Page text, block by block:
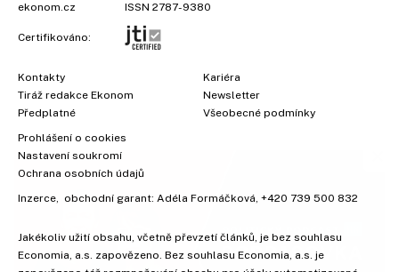
ekonom.cz
ISSN 2787-9380
Certifikováno:
Kontakty
Tiráž redakce Ekonom
Předplatné
Kariéra
Newsletter
Všeobecné podmínky
Prohlášení o cookies
Nastavení soukromí
Ochrana osobních údajů
Inzerce, obchodní garant: Adéla Formáčková, +420 739 500 832
Jakékoliv užití obsahu, včetně převzetí článků, je bez souhlasu
Economia, a.s. zapovězeno. Bez souhlasu Economia, a.s. je